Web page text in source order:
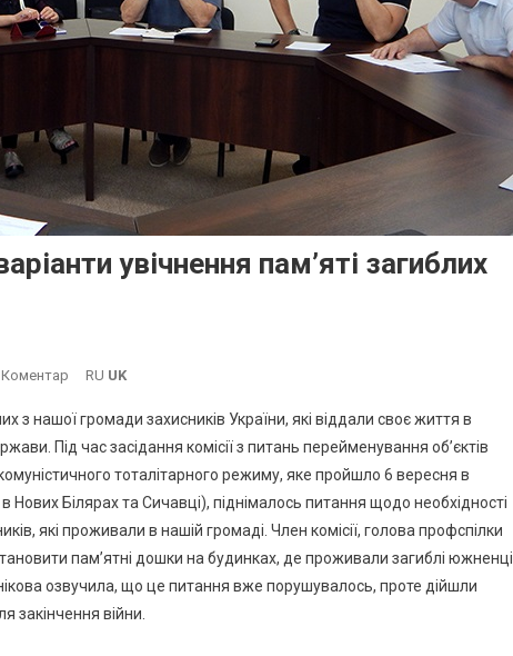
увічнення пам’яті загиблих
Коментар До
Южному
Розглядають
Варіанти
Увічнення
Пам’яті
Загиблих
Захисників
України
RU UK
з нашої громади захисників України, які віддали своє життя в
Під час засідання комісії з питань перейменування об’єктів
тоталітарного режиму, яке пройшло 6 вересня в
Білярах та Сичавці), піднімалось питання щодо необхідності
які проживали в нашій громаді. Член комісії, голова профспілки
пам’ятні дошки на будинках, де проживали загиблі южненці.
озвучила, що це питання вже порушувалось, проте дійшли
закінчення війни.